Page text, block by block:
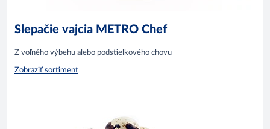
Slepačie vajcia METRO Chef
Z voľného výbehu alebo podstielkového chovu
Zobraziť sortiment